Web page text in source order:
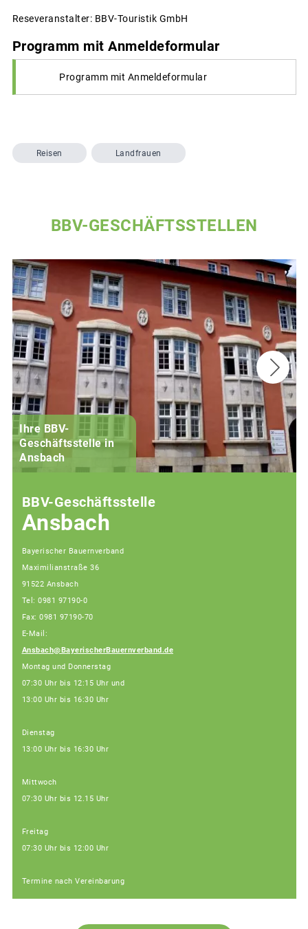
Reseveranstalter: BBV-Touristik GmbH
Programm mit Anmeldeformular
Programm mit Anmeldeformular
Reisen Landfrauen
BBV-GESCHÄFTSSTELLEN
Ihre BBV-
Geschäftsstelle in
Ansbach
BBV-Geschäftsstelle
Ansbach
Bayerischer Bauernverband
Maximilianstraße 36
91522 Ansbach
Tel: 0981 97190-0
Fax: 0981 97190-70
E-Mail:
Ansbach@BayerischerBauernverband.de
Montag und Donnerstag
07:30 Uhr bis 12:15 Uhr und
13:00 Uhr bis 16:30 Uhr
Dienstag
13:00 Uhr bis 16:30 Uhr
Mittwoch
07:30 Uhr bis 12.15 Uhr
Freitag
07:30 Uhr bis 12:00 Uhr
Termine nach Vereinbarung